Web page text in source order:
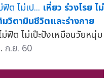
เหี่ยว ร่วงโรย ไม่
ตามินชีวิตและร่างกาย
ฟิต ไม่เป๊ะปังเหมือนวัยหนุ่ม
ก.ย. 60